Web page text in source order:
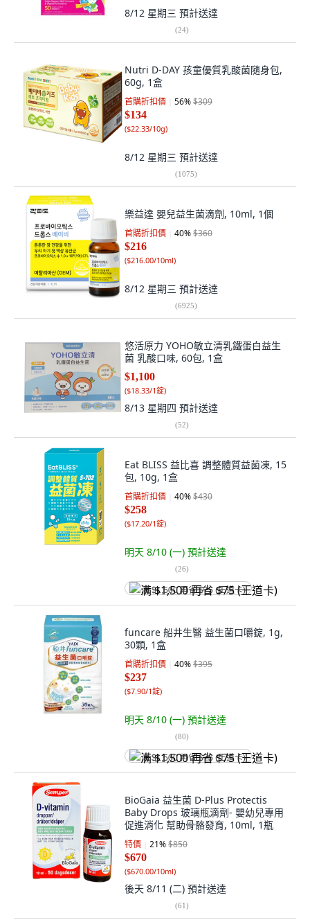
8/12 星期三 預計送達
(24)
Nutri D-DAY 孩童優質乳酸菌隨身包,
60g, 1盒
首購折扣價 56%$309
$134
($22.33/10g)
8/12 星期三 預計送達
(1075)
樂益達 嬰兒益生菌滴劑, 10ml, 1個
首購折扣價 40%$360
$216
($216.00/10ml)
8/12 星期三 預計送達
(6925)
悠活原力 YOHO敏立清乳鐵蛋白益生
菌 乳酸口味, 60包, 1盒
$1,100
($18.33/1錠)
8/13 星期四 預計送達
(52)
Eat BLISS 益比喜 調整體質益菌凍, 15
包, 10g, 1盒
首購折扣價 40%$430
$258
($17.20/1錠)
明天 8/10 (一) 預計送達
(26)
满 $1,500 再省 $75 (王道卡)
funcare 船井生醫 益生菌口嚼錠, 1g,
30顆, 1盒
首購折扣價 40%$395
$237
($7.90/1錠)
明天 8/10 (一) 預計送達
(80)
满 $1,500 再省 $75 (王道卡)
BioGaia 益生菌 D-Plus Protectis
Baby Drops 玻璃瓶滴劑- 嬰幼兒專用
促進消化 幫助骨骼發育, 10ml, 1瓶
特價 21%$850
$670
($670.00/10ml)
後天 8/11 (二) 預計送達
(61)